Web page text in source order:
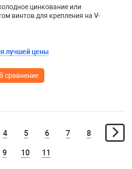
цинкование или
винтов для крепления на V-
лучшей цены
В сравнение
4 5 6 7 8
9 10 11